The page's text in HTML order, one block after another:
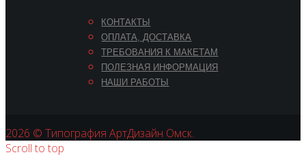
КОНТАКТЫ
ОПЛАТА, ДОСТАВКА
ТРЕБОВАНИЯ К МАКЕТАМ
ПОЛЕЗНАЯ ИНФОРМАЦИЯ
НАШИ РАБОТЫ
2026 © Типография АртДизайн Омск.
Scroll to top